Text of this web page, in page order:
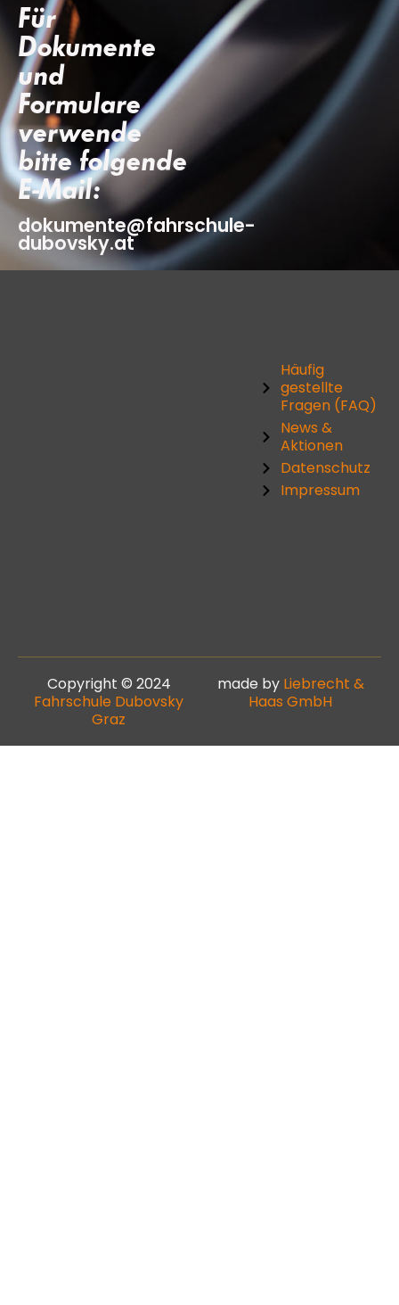
Für
Dokumente
und
Formulare
verwende
bitte folgende
E-Mail:
dokumente@fahrschule-
dubovsky.at
Häufig
gestellte
Fragen (FAQ)
News &
Aktionen
Datenschutz
Impressum
Copyright © 2024
Fahrschule Dubovsky
Graz
made by Liebrecht &
Haas GmbH